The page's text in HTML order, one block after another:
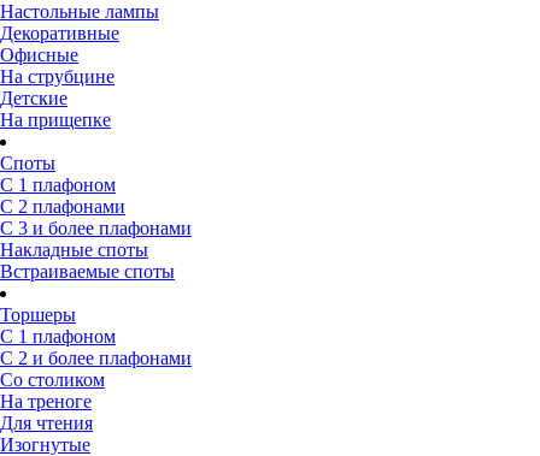
Настольные лампы
Декоративные
Офисные
На струбцине
Детские
На прищепке
Споты
С 1 плафоном
С 2 плафонами
С 3 и более плафонами
Накладные споты
Встраиваемые споты
Торшеры
С 1 плафоном
С 2 и более плафонами
Со столиком
На треноге
Для чтения
Изогнутые